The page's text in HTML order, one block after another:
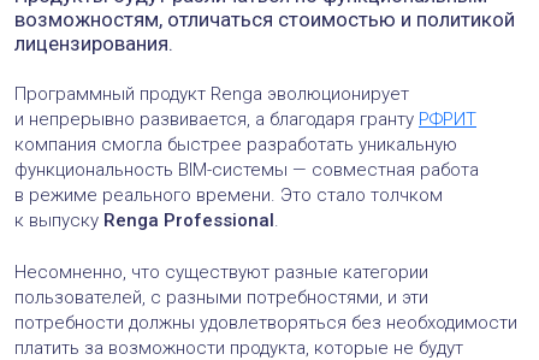
возможностям, отличаться стоимостью и политикой
лицензирования.
Программный продукт Renga эволюционирует
и непрерывно развивается, а благодаря гранту РФРИТ
компания смогла быстрее разработать уникальную
функциональность BIM-системы — совместная работа
в режиме реального времени. Это стало толчком
к выпуску Renga Professional.
Несомненно, что существуют разные категории
пользователей, с разными потребностями, и эти
потребности должны удовлетворяться без необходимости
платить за возможности продукта, которые не будут